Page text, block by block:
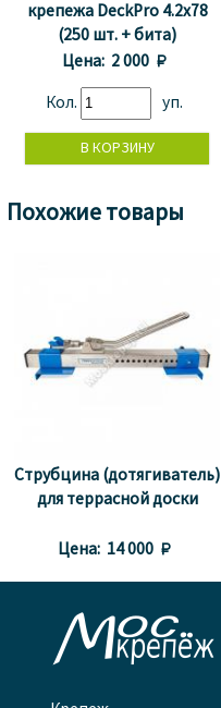
крепежа DeckPro 4.2x78
(250 шт. + бита)
Цена: 2 000 
Кол. уп.
Похожие товары
Струбцина (дотягиватель)
для террасной доски
Цена: 14 000 